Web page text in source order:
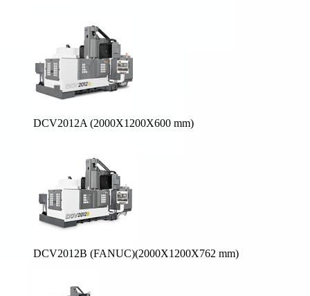
DCV2012A (2000X1200X600 mm)
DCV2012B (FANUC)(2000X1200X762 mm)